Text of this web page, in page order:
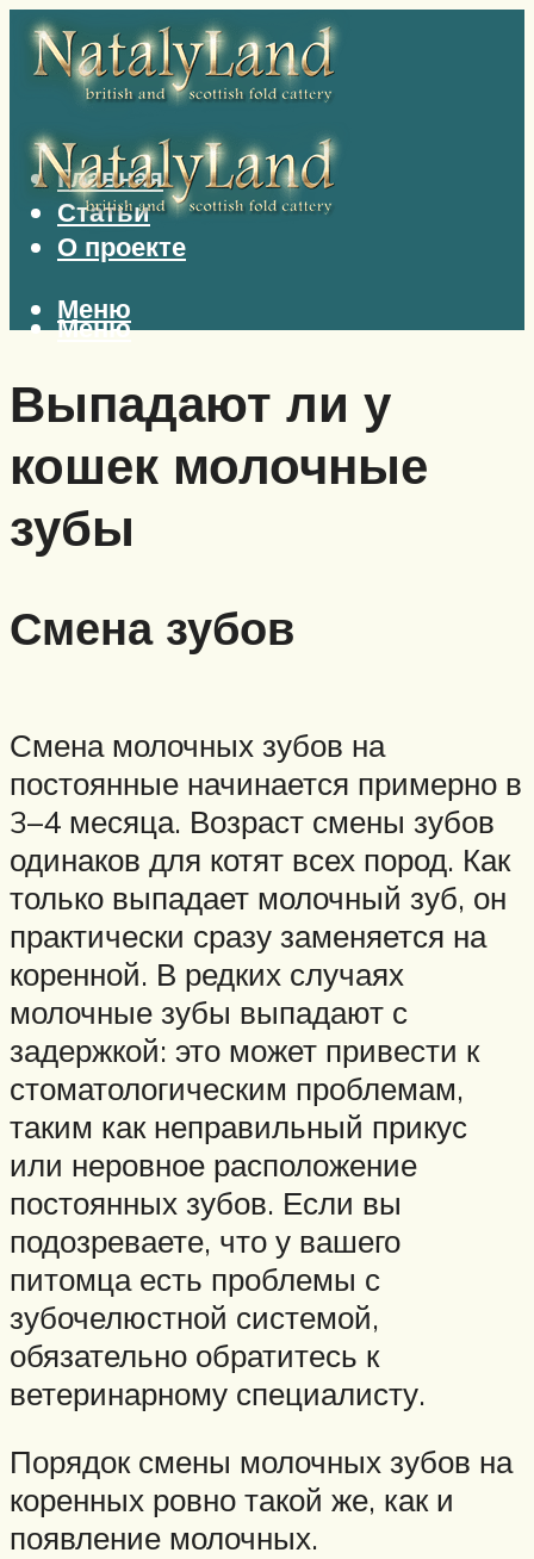
Главная
Статьи
О проекте
Меню
Меню
Выпадают ли у
кошек молочные
зубы
Смена зубов
Смена молочных зубов на
постоянные начинается примерно в
3–4 месяца. Возраст смены зубов
одинаков для котят всех пород. Как
только выпадает молочный зуб, он
практически сразу заменяется на
коренной. В редких случаях
молочные зубы выпадают с
задержкой: это может привести к
стоматологическим проблемам,
таким как неправильный прикус
или неровное расположение
постоянных зубов. Если вы
подозреваете, что у вашего
питомца есть проблемы с
зубочелюстной системой,
обязательно обратитесь к
ветеринарному специалисту.
Порядок смены молочных зубов на
коренных ровно такой же, как и
появление молочных.